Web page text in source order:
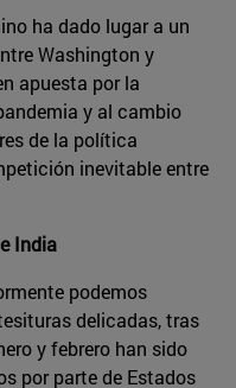
ha dado lugar a un
Washington y
apuesta por la
y al cambio
de la política
inevitable entre
India
podemos
delicadas, tras
y febrero han sido
por parte de Estados